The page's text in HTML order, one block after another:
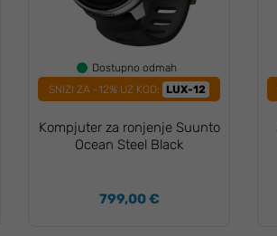
Dostupno odmah
SNIZI ZA -12% UZ KOD:
LUX-12
Kompjuter za ronjenje Suunto
Ocean Steel Black
799,00 €